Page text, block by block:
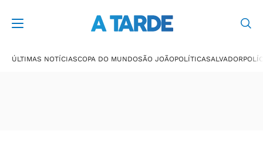
ÚLTIMAS NOTÍCIASCOPA DO MUNDOSÃO JOÃOPOLÍTICASALVADOR